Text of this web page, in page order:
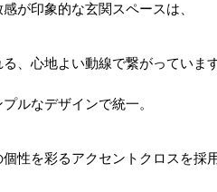
が印象的な玄関スペースは、
、心地よい動線で繋がっていま
ルなデザインで統一。
性を彩るアクセントクロスを採